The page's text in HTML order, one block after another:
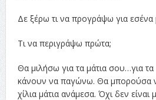
Δε ξέρω τι να προγράψω για εσένα
Τι να περιγράψω πρώτα;
Θα μιλήσω για τα μάτια σου…για
κάνουν να παγώνω. Θα μπορούσα
χίλια μάτια ανάμεσα. Όχι δεν είναι